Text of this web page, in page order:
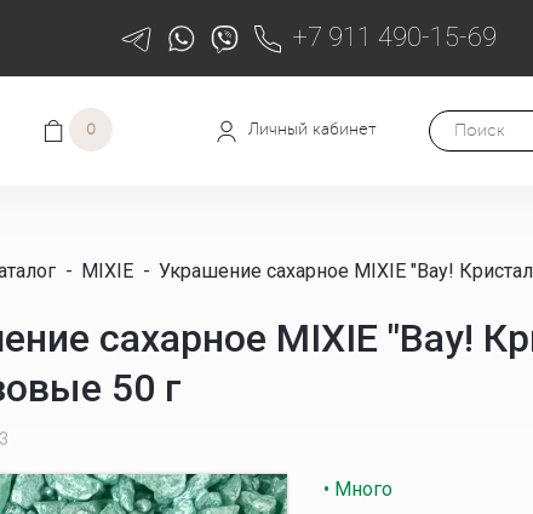
+7 911 490-15-69
0 Личный кабинет
- MIXIE - Украшение сахарное MIXIE "Вау!
сахарное MIXIE "Вау!
50 г
• Много